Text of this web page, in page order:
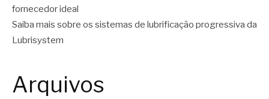
fornecedor ideal
Saiba mais sobre os sistemas de lubrificação progressiva da
Lubrisystem
Arquivos